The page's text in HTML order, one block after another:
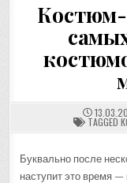
Костюм-
TAGGED
Буквально после
наступит это время —